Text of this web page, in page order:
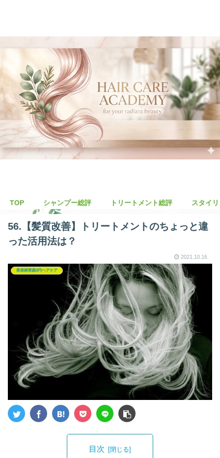
TOP シャンプー総評 トリートメント総評 スタイ
56.【髪質改善】トリートメントのちょっと違
った活用法は？
2021.10.16
美容師実践0円ヘアケア
目次